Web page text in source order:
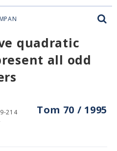
quadratic
all odd
Tom 70 / 1995
214